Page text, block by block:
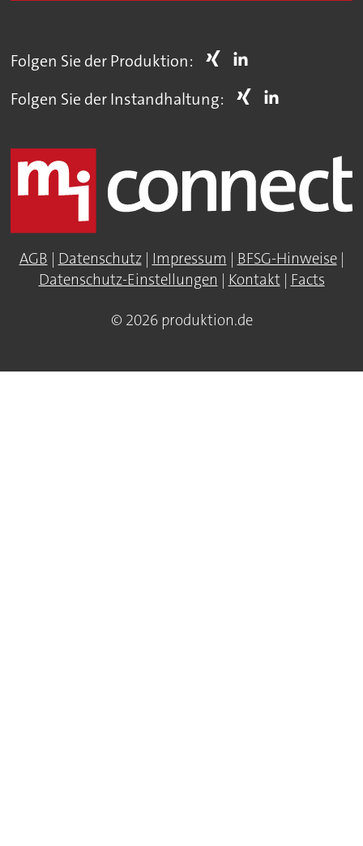
Folgen Sie der Produktion:
Folgen Sie der Instandhaltung:
AGB | Datenschutz| Impressum | BFSG-Hinweise|
Datenschutz-Einstellungen | Kontakt| Facts
© 2026 produktion.de